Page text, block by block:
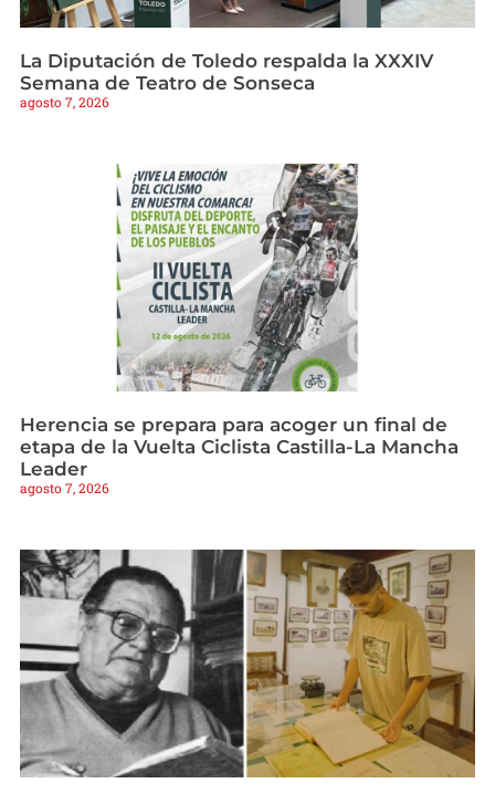
La Diputación de Toledo respalda la XXXIV
Semana de Teatro de Sonseca
agosto 7, 2026
Herencia se prepara para acoger un final de
etapa de la Vuelta Ciclista Castilla-La Mancha
Leader
agosto 7, 2026